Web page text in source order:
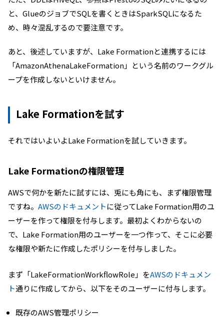
と、GlueのジョブでSQLを書くときはSparkSQLになるた
め、時々混乱するので要注意です。
あと、後述していますが、Lake Formationと連携するには
「AmazonAthenaLakeFormation」という名前のワークグル
ープを作成しないといけません。
Lake Formationを試す
それではいよいよLake Formationを試していきます。
Lake Formationの権限管理
AWSで何かを新たに試すには、兎にも角にも、まず権限管理
ですね。 AWSのドキュメントに従ってLake Formation用のユ
ーザーを作って権限を付与します。最初よくわからないの
で、Lake Formation用のユーザーを一つ作って、そこに必要
な権限や新たに作成したポリシーを付与しました。
まず「LakeFormationWorkflowRole」をAWSのドキュメン
ト通りに作成してから、以下をそのユーザーに付与します。
既存のAWS管理ポリシー